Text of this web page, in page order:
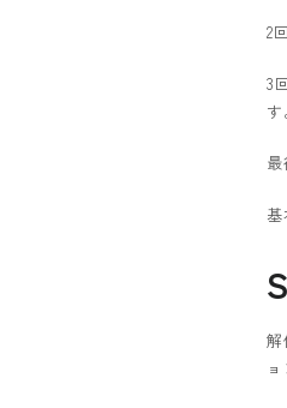
2
3
す